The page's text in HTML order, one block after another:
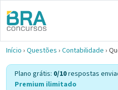
Início › Questões › Contabilidade ›
Plano grátis: 0/10respostas
Premium ilimitado